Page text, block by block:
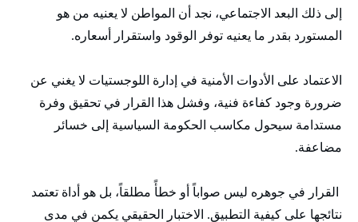
إلى ذلك البعد الاجتماعي، نجد أن المواطن لا يعنيه من هو
المستورد بقدر ما يعنيه توفر الوقود واستقرار أسعاره.
الاعتماد على الأدوات الأمنية في إدارة اللوجستيات لا يغني عن
ضرورة وجود كفاءة فنية، وفشل هذا القرار في تحقيق وفرة
مستدامة سيحول مكاسب الحكومة السياسية إلى خسائر
مضاعفة.
​ القرار في جوهره ليس صواباً أو خطأً مطلقاً، بل هو أداة تعتمد
نتائجها على كيفية التطبيق. الاختبار الحقيقي يكمن في مدى